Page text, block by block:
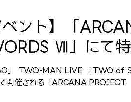
ベント】「
Ⅶ」にて特
」 TWO-MAN LIVE 「TWO of
開催される「ARCANA